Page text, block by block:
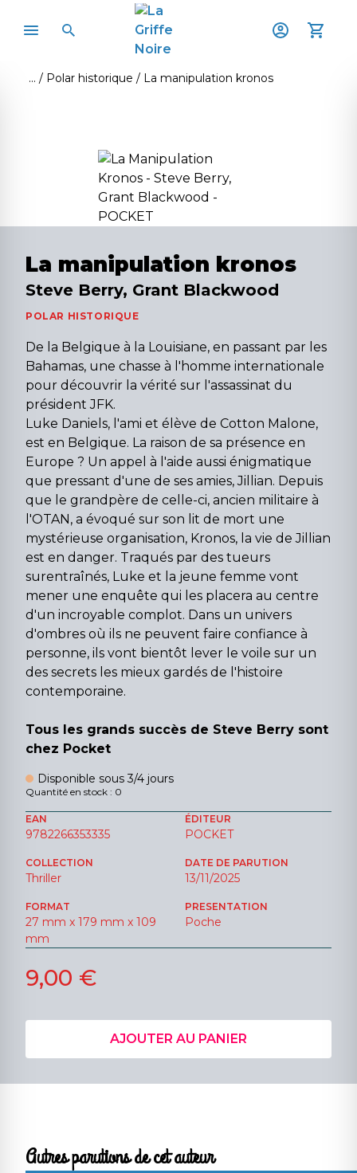
Polar historique La manipulation kronos
La manipulation kronos
Steve Berry, Grant Blackwood
POLAR HISTORIQUE
De la Belgique à la Louisiane, en passant par les
Bahamas, une chasse à l'homme internationale
pour découvrir la vérité sur l'assassinat du
président JFK.
Luke Daniels, l'ami et élève de Cotton Malone,
est en Belgique. La raison de sa présence en
Europe ? Un appel à l'aide aussi énigmatique
que pressant d'une de ses amies, Jillian. Depuis
que le grandpère de celle-ci, ancien militaire à
l'OTAN, a évoqué sur son lit de mort une
mystérieuse organisation, Kronos, la vie de Jillian
est en danger. Traqués par des tueurs
surentraînés, Luke et la jeune femme vont
mener une enquête qui les placera au centre
d'un incroyable complot. Dans un univers
d'ombres où ils ne peuvent faire confiance à
personne, ils vont bientôt lever le voile sur un
des secrets les mieux gardés de l'histoire
contemporaine.
Tous les grands succès de Steve Berry sont
chez Pocket
Disponible sous 3/4 jours
Quantité en stock : 0
EAN
9782266353335
ÉDITEUR
POCKET
COLLECTION
Thriller
DATE DE PARUTION
13/11/2025
FORMAT
27 mm x 179 mm x 109
mm
PRESENTATION
Poche
9,00 €
AJOUTER AU PANIER
Autres parutions de cet auteur